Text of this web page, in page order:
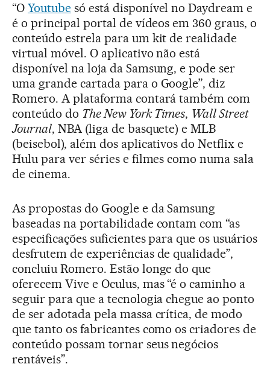
“O Youtubesó está disponível no Daydream e
é o principal portal de vídeos em 360 graus, o
conteúdo estrela para um kit de realidade
virtual móvel. O aplicativo não está
disponível na loja da Samsung, e pode ser
uma grande cartada para o Google”, diz
Romero. A plataforma contará também com
conteúdo do The New York Times, Wall Street
Journal, NBA (liga de basquete) e MLB
(beisebol), além dos aplicativos do Netflix e
Hulu para ver séries e filmes como numa sala
de cinema.
As propostas do Google e da Samsung
baseadas na portabilidade contam com “as
especificações suficientes para que os usuários
desfrutem de experiências de qualidade”,
concluiu Romero. Estão longe do que
oferecem Vive e Oculus, mas “é o caminho a
seguir para que a tecnologia chegue ao ponto
de ser adotada pela massa crítica, de modo
que tanto os fabricantes como os criadores de
conteúdo possam tornar seus negócios
rentáveis”.